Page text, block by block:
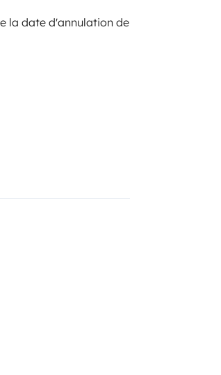
la date d'annulation de